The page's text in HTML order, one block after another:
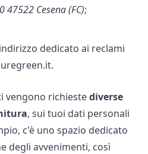
47522 Cesena (FC);
dedicato ai reclami
vengono richiestediverse
, sui tuoi dati personali
c'è uno spazio dedicato
degli avvenimenti, così